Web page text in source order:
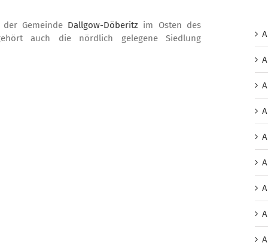
Gemeinde Dallgow-Döberitz im Osten des
auch die nördlich gelegene Siedlung